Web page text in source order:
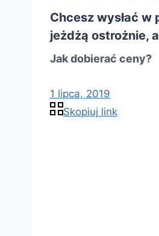
Chcesz wysłać
jeżdżą ostrożnie,
Jak dobierać ceny?
1 lipca, 2019
Skopiuj link